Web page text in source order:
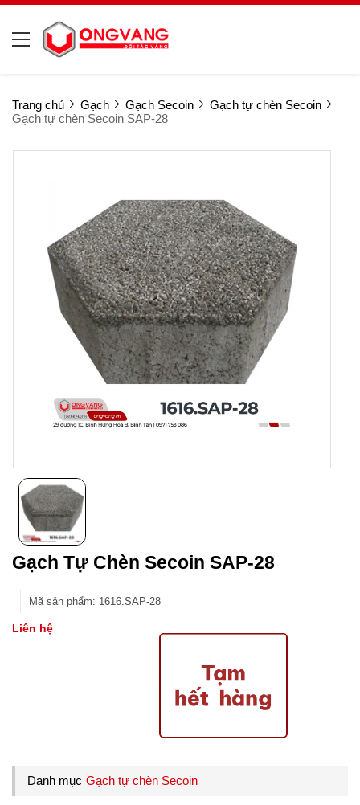
Trang chủ Gạch Gạch Secoin
Gạch tự chèn Secoin
Gạch tự chèn Secoin SAP-28
Gạch Tự Chèn Secoin SAP-28
Mã sản phẩm: 1616.SAP-28
Liên hệ
Danh mục Gạch tự chèn Secoin